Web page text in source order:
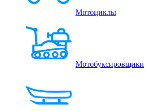
Мотоциклы
Мотобуксировщики